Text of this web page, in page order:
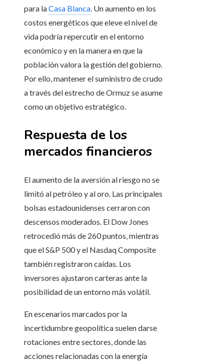
para laCasa Blanca. Un aumento en los
costos energéticos que eleve el nivel de
vida podría repercutir en el entorno
económico y en la manera en que la
población valora la gestión del gobierno.
Por ello, mantener el suministro de crudo
a través del estrecho de Ormuz se asume
como un objetivo estratégico.
Respuesta de los
mercados financieros
El aumento de la aversión al riesgo no se
limitó al petróleo y al oro. Las principales
bolsas estadounidenses cerraron con
descensos moderados. El Dow Jones
retrocedió más de 260 puntos, mientras
que el S&P 500 y el Nasdaq Composite
también registraron caídas. Los
inversores ajustaron carteras ante la
posibilidad de un entorno más volátil.
En escenarios marcados por la
incertidumbre geopolítica suelen darse
rotaciones entre sectores, donde las
acciones relacionadas con la energía